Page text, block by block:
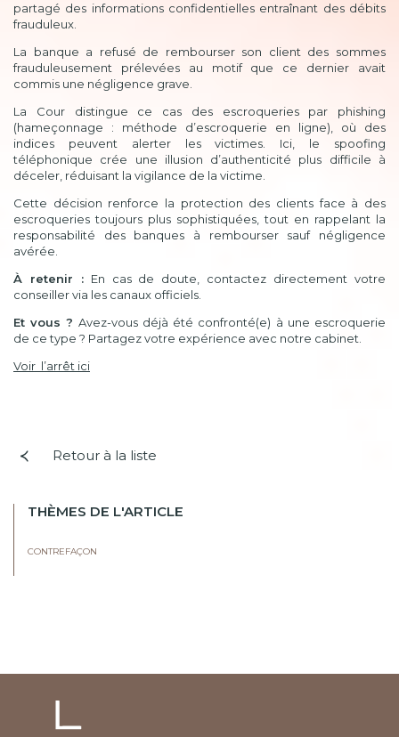
partagé des informations confidentielles entraînant des débits
frauduleux.
La banque a refusé de rembourser son client des sommes
frauduleusement prélevées au motif que ce dernier avait
commis une négligence grave.
La Cour distingue ce cas des escroqueries par phishing
(hameçonnage : méthode d’escroquerie en ligne), où des
indices peuvent alerter les victimes. Ici, le spoofing
téléphonique crée une illusion d’authenticité plus difficile à
déceler, réduisant la vigilance de la victime.
Cette décision renforce la protection des clients face à des
escroqueries toujours plus sophistiquées, tout en rappelant la
responsabilité des banques à rembourser sauf négligence
avérée.
À retenir :En cas de doute, contactez directement votre
conseiller via les canaux officiels.
Et vous ? Avez-vous déjà été confronté(e) à une escroquerie
de ce type ? Partagez votre expérience avec notre cabinet.
Voir l’arrêt ici
Retour à la liste
THÈMES DE L'ARTICLE
CONTREFAÇON